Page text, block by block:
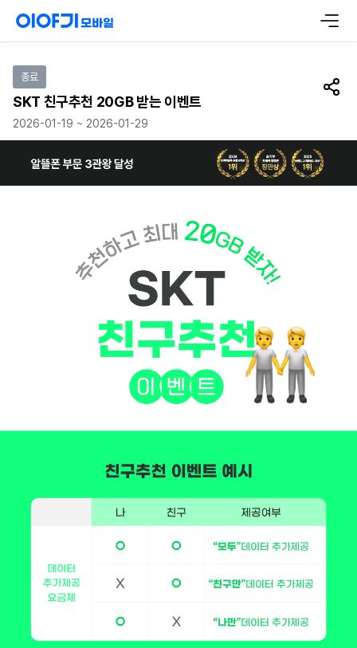
종료
SKT 친구추천 20GB 받는 이벤트 공유
2026-01-19 ~ 2026-01-29